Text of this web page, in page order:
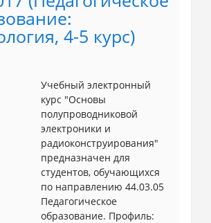
4-5 курс)
Учебный электронный
курс "Основы
полупроводниковой
электроники и
радиоконструирования"
предназначен для
студентов, обучающихся
по направлению 44.03.05
Педагогическое
образование. Профиль: